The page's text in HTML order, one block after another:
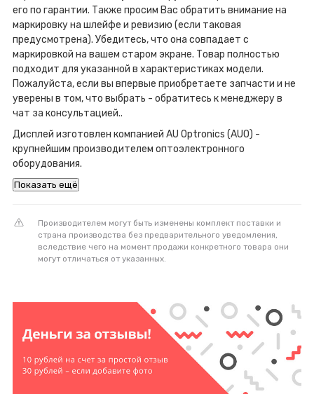
его по гарантии. Также просим Вас обратить внимание на
маркировку на шлейфе и ревизию (если таковая
предусмотрена). Убедитесь, что она совпадает с
маркировкой на вашем старом экране. Товар полностью
подходит для указанной в характеристиках модели.
Пожалуйста, если вы впервые приобретаете запчасти и не
уверены в том, что выбрать - обратитесь к менеджеру в
чат за консультацией..
Дисплей изготовлен компанией AU Optronics (AUO) -
крупнейшим производителем оптоэлектронного
оборудования.
Показать ещё
Производителем могут быть изменены комплект поставки и
страна производства без предварительного уведомления,
вследствие чего на момент продажи конкретного товара они
могут отличаться от указанных.